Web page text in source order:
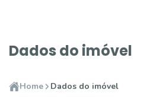
Dados do imóvel
Home Dados do imóvel